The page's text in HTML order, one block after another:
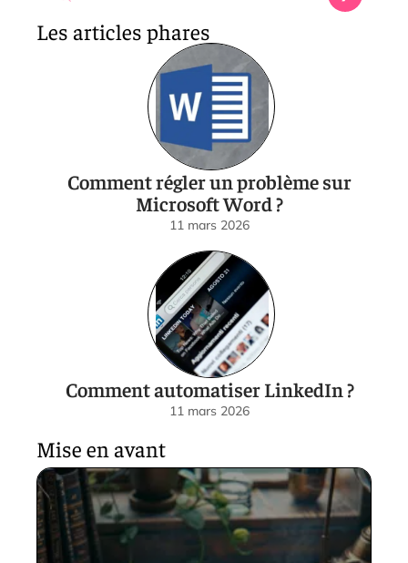
Les articles phares
Comment régler un problème sur
Microsoft Word ?
11 mars 2026
Comment automatiser LinkedIn ?
11 mars 2026
Mise en avant